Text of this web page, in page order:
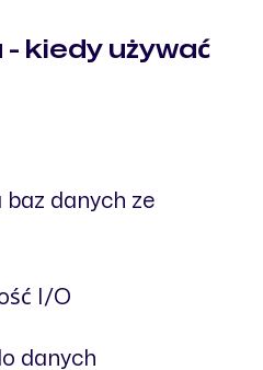
kiedy używać
baz danych ze
I/O
danych